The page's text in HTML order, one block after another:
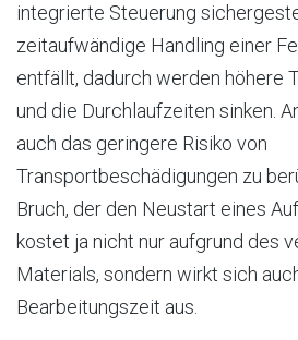
integrierte Steuerung
zeitaufwändige Handling einer
entfällt, dadurch werden höhere
und die Durchlaufzeiten sinken.
auch das geringere Risiko von
Transportbeschädigungen zu
Bruch, der den Neustart eines
kostet ja nicht nur aufgrund des
Materials, sondern wirkt sich
Bearbeitungszeit aus.